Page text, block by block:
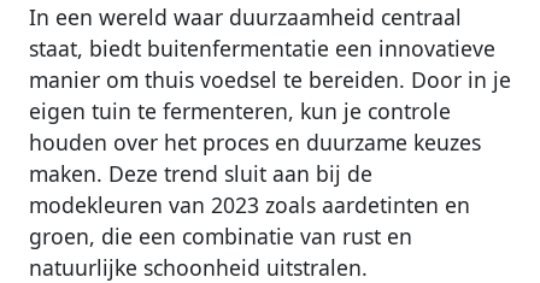
In een wereld waar duurzaamheid centraal
staat, biedt buitenfermentatie een innovatieve
manier om thuis voedsel te bereiden. Door in je
eigen tuin te fermenteren, kun je controle
houden over het proces en duurzame keuzes
maken. Deze trend sluit aan bij de
modekleuren van 2023 zoals aardetinten en
groen, die een combinatie van rust en
natuurlijke schoonheid uitstralen.